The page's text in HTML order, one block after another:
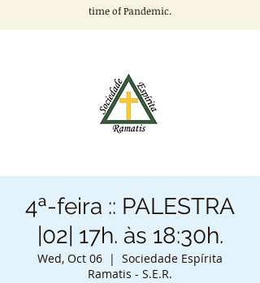
time of Pandemic.
4ª-feira :: PALESTRA
|02| 17h. às 18:30h.
Wed, Oct 06
  |
Sociedade Espírita
Ramatis - S.E.R.